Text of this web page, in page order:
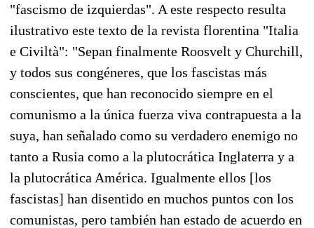
"fascismo de izquierdas". A este respecto resulta
ilustrativo este texto de la revista florentina "Italia
e Civiltà": "Sepan finalmente Roosvelt y Churchill,
y todos sus congéneres, que los fascistas más
conscientes, que han reconocido siempre en el
comunismo a la única fuerza viva contrapuesta a la
suya, han señalado como su verdadero enemigo no
tanto a Rusia como a la plutocrática Inglaterra y a
la plutocrática América. Igualmente ellos [los
fascistas] han disentido en muchos puntos con los
comunistas, pero también han estado de acuerdo en